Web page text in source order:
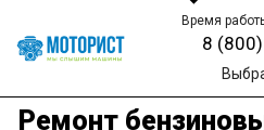
Время
8
Ремонт